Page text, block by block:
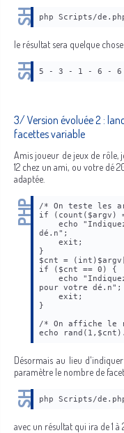
php Scripts/
le résultat sera quelque
5 - 3 - 1 - 6 - 6
3/ Version évoluée 2 :
facettes variable
Amis joueur de jeux de rôle,
12 chez un ami, ou votre dé
adaptée.
/* On teste les
if (count($argv)
echo "Indiquez
dé.n";
exit;
}
$cnt =
if ($cnt == 0) {
echo "Indiquez
pour votre dé.n";
exit;
}
/* On affiche le
echo
Désormais au lieu
paramètre le nombre de
php Scripts/
avec un résultat qui ira de 1 à